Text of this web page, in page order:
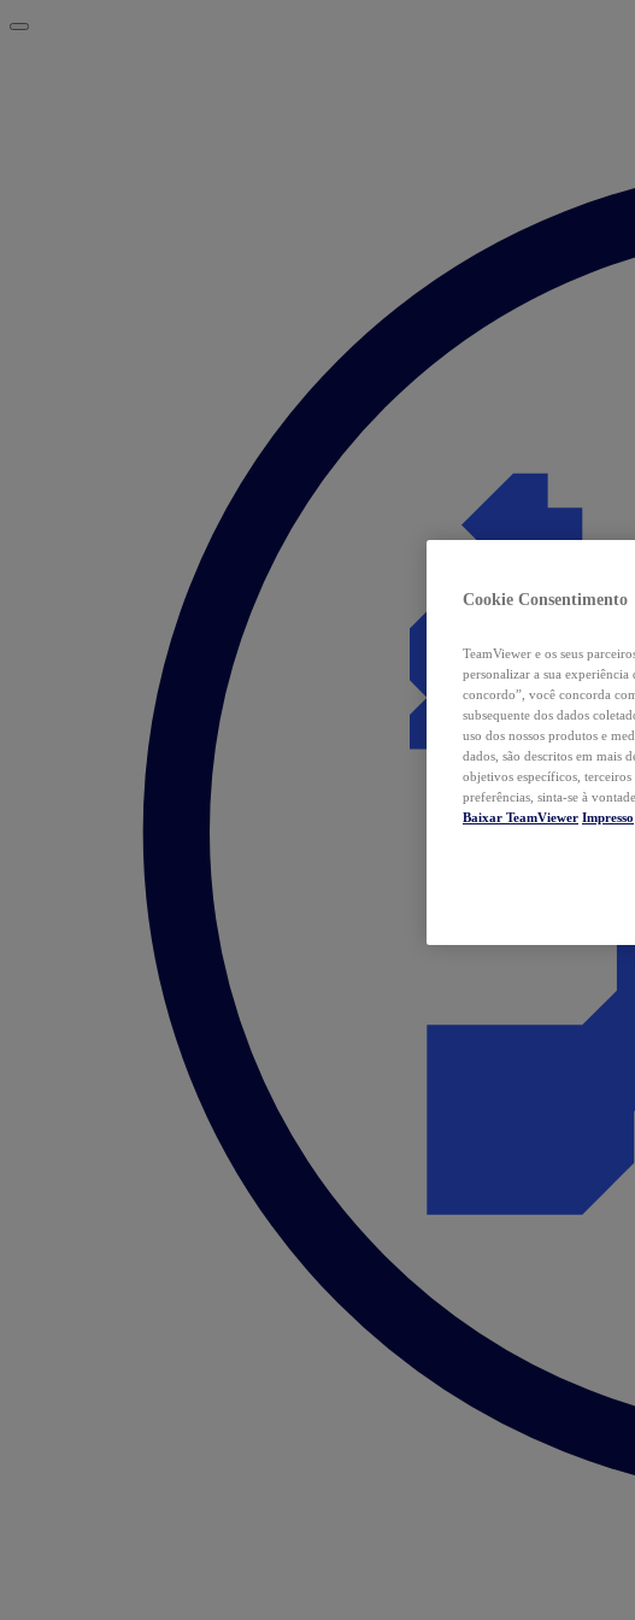
Cookie Consentimento
TeamViewer e os seus
personalizar a sua
concordo”, você concorda
subsequente dos dados
uso dos nossos produtos e
dados, são descritos em mais
objetivos específicos, terceiros
preferências, sinta-se à
Baixar TeamViewer Impresso